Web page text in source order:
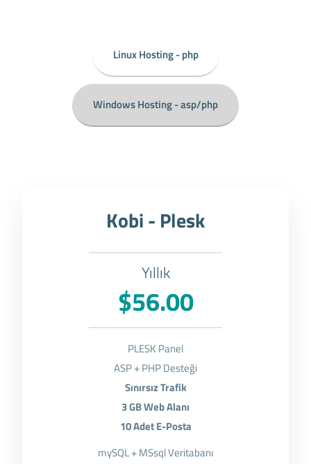
Linux Hosting - php
Windows Hosting - asp/php
Kobi - Plesk
Yıllık
$56.00
PLESK Panel
ASP + PHP Desteği
Sınırsız Trafik
3 GB Web Alanı
10 Adet E-Posta
mySQL + MSsql Veritabanı